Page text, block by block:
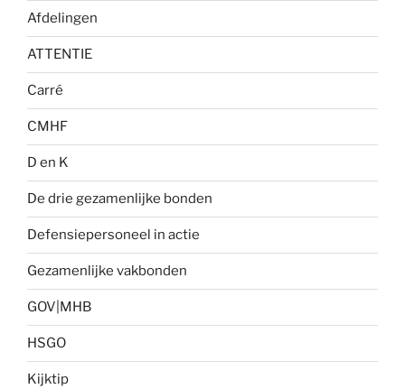
Afdelingen
ATTENTIE
Carré
CMHF
D en K
De drie gezamenlijke bonden
Defensiepersoneel in actie
Gezamenlijke vakbonden
GOV|MHB
HSGO
Kijktip